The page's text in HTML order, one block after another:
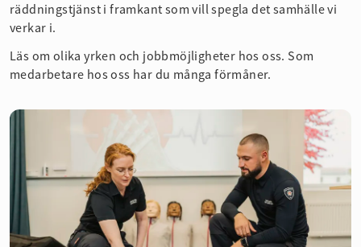
räddningstjänst i framkant som vill spegla det samhälle vi
verkar i.
Läs om olika yrken och jobbmöjligheter hos oss. Som
medarbetare hos oss har du många förmåner.